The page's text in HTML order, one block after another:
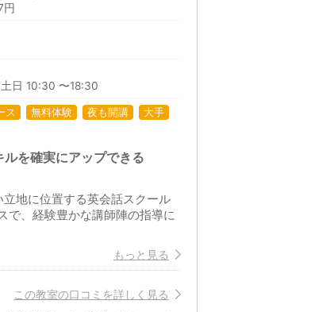
円
日 10:30 〜18:30
ス 無料体験 夜も開講
大手
を確実にアップできる
地に位置する英会話スクール
で、経験豊かな講師陣の指導に
もっと見る
この教室の口コミを詳しく見る